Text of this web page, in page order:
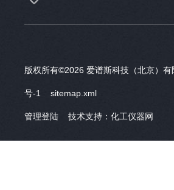
版权所有©2026 爱谱斯科技（北京）
号-1 sitemap.xml
管理登陆 技术支持： 化工仪器网